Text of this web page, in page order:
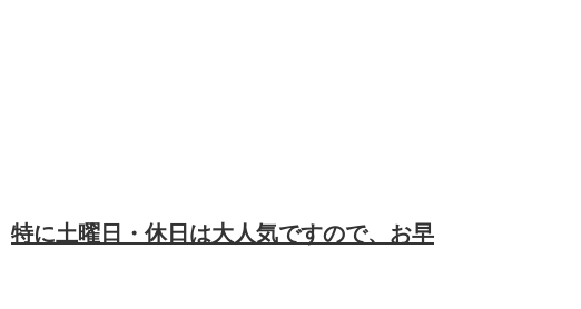
特に土曜日・休日は大人気ですので、お早